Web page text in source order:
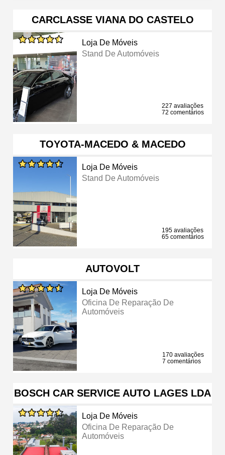
CARCLASSE VIANA DO CASTELO
Loja De Móveis
Stand De Automóveis
227 avaliações
72 comentários
TOYOTA-MACEDO & MACEDO
Loja De Móveis
Stand De Automóveis
195 avaliações
65 comentários
AUTOVOLT
Loja De Móveis
Oficina De Reparação De
Automóveis
170 avaliações
7 comentários
BOSCH CAR SERVICE AUTO LAGES LDA
Loja De Móveis
Oficina De Reparação De
Automóveis